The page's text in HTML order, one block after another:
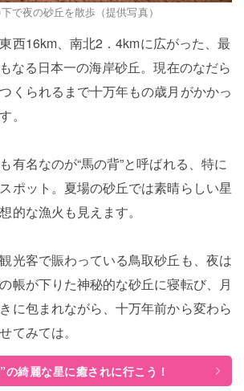
で夜の砂丘を散歩（提供写真）
西16km、南北2．4kmに広がった、最
なる日本一の海岸砂丘。現在のなだら
くられるまで十万年もの歳月がかかっ
。
有名なのが“馬の背”と呼ばれる、特に
ポット。夏場の砂丘では素晴らしい星
的な漁火も見えます。
光客で賑わっている鳥取砂丘も、夜は
帳が下りた神秘的な砂丘に寝転び、月
に包まれながら、十万年前から変わら
てみては。
の綺麗な星に癒されに行こう！